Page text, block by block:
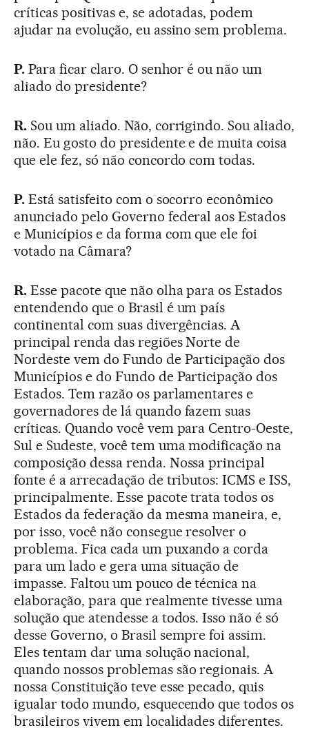
críticas positivas e, se adotadas, podem
ajudar na evolução, eu assino sem problema.
P. Para ficar claro. O senhor é ou não um
aliado do presidente?
R. Sou um aliado. Não, corrigindo. Sou aliado,
não. Eu gosto do presidente e de muita coisa
que ele fez, só não concordo com todas.
P. Está satisfeito com o socorro econômico
anunciado pelo Governo federal aos Estados
e Municípios e da forma com que ele foi
votado na Câmara?
R. Esse pacote que não olha para os Estados
entendendo que o Brasil é um país
continental com suas divergências. A
principal renda das regiões Norte de
Nordeste vem do Fundo de Participação dos
Municípios e do Fundo de Participação dos
Estados. Tem razão os parlamentares e
governadores de lá quando fazem suas
críticas. Quando você vem para Centro-Oeste,
Sul e Sudeste, você tem uma modificação na
composição dessa renda. Nossa principal
fonte é a arrecadação de tributos: ICMS e ISS,
principalmente. Esse pacote trata todos os
Estados da federação da mesma maneira, e,
por isso, você não consegue resolver o
problema. Fica cada um puxando a corda
para um lado e gera uma situação de
impasse. Faltou um pouco de técnica na
elaboração, para que realmente tivesse uma
solução que atendesse a todos. Isso não é só
desse Governo, o Brasil sempre foi assim.
Eles tentam dar uma solução nacional,
quando nossos problemas são regionais. A
nossa Constituição teve esse pecado, quis
igualar todo mundo, esquecendo que todos os
brasileiros vivem em localidades diferentes.